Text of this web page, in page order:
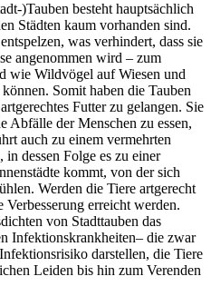
)Tauben besteht hauptsächlich
Städten kaum vorhanden sind.
was verhindert, dass sie
angenommen wird – zum
wie Wildvögel auf Wiesen und
Somit haben die Tauben
Futter zu gelangen. Sie
Abfälle der Menschen zu essen,
auch zu einem vermehrten
dessen Folge es zu einer
kommt, von der sich
Werden die Tiere artgerecht
erreicht werden.
von Stadttauben das
Infektionskrankheiten– die zwar
darstellen, die Tiere
Leiden bis hin zum Verenden